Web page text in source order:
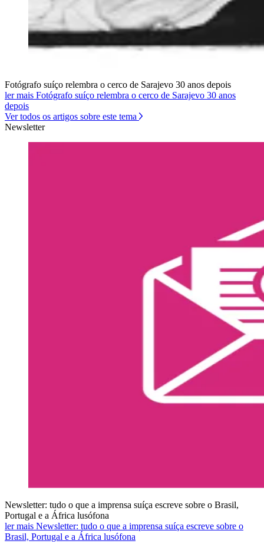
Fotógrafo suíço relembra o cerco de Sarajevo 30 anos depois
ler mais Fotógrafo suíço relembra o cerco de Sarajevo 30 anos
depois
Ver todos os artigos sobre este tema
Newsletter
Newsletter: tudo o que a imprensa suíça escreve sobre o Brasil,
Portugal e a África lusófona
ler mais Newsletter: tudo o que a imprensa suíça escreve sobre o
Brasil, Portugal e a África lusófona